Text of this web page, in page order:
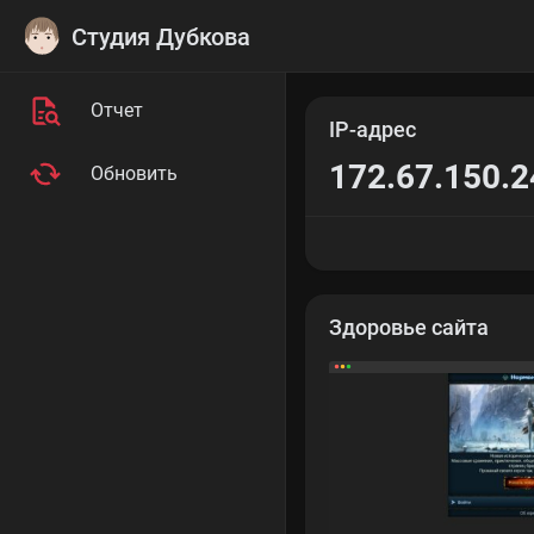
Студия Дубкова
Отчет
Обновить
IP-адрес
Здоровье сайта